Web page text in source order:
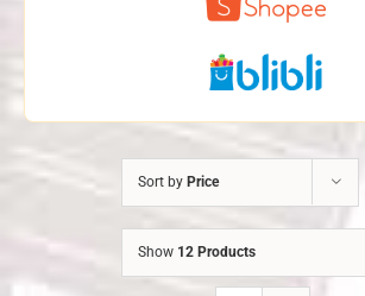
Sort by Price
Show 12 Products